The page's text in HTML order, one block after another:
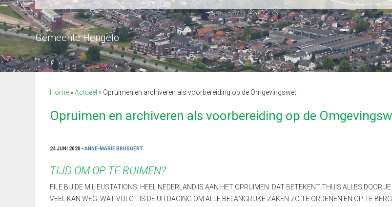
Gemeente Hengelo
Home »Actueel » Opruimen en archiveren als voorbereiding op de Omgevingswet
Opruimen en archiveren als voorbereiding op de
24 JUNI 2020 -ANNE-MARIE BRUGGERT
TIJD OM OP TE RUIMEN?
FILE BIJ DE MILIEUSTATIONS, HEEL NEDERLAND IS AAN HET OPRUIMEN. DAT BETEKENT THUIS ALLES DOOR
VEEL KAN WEG. WAT VOLGT IS DE UITDAGING OM ALLE BELANGRIJKE ZAKEN ZO TE ORDENEN EN OP TE